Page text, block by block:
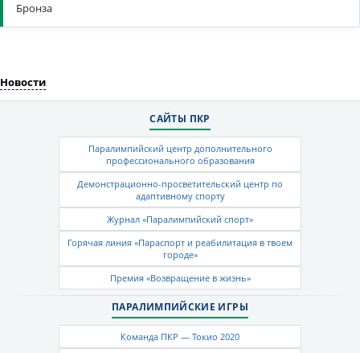
Бронза
Новости
САЙТЫ ПКР
Паралимпийский центр дополнительного
профессионального образования
Демонстрационно-просветительский центр по
адаптивному спорту
Журнал «Паралимпийский спорт»
Горячая линия «Параспорт и реабилитация в твоем
городе»
Премия «Возвращение в жизнь»
ПАРАЛИМПИЙСКИЕ ИГРЫ
Команда ПКР — Токио 2020